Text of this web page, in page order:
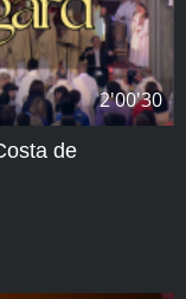
2'00'30
de